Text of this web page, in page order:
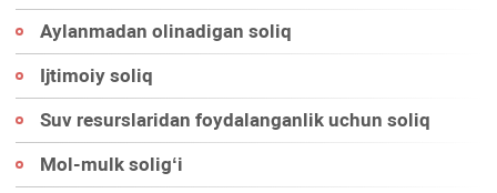
Aylanmadan olinadigan soliq
Ijtimoiy soliq
Suv resurslaridan foydalanganlik uchun soliq
Mol-mulk soligʻi